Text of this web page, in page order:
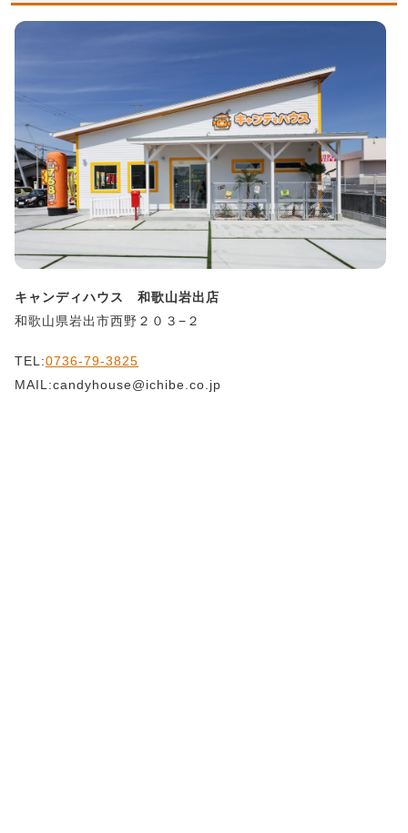
キャンディハウス 和歌山岩出店
和歌山県岩出市西野２０３−２
TEL:0736-79-3825
MAIL:candyhouse@ichibe.co.jp